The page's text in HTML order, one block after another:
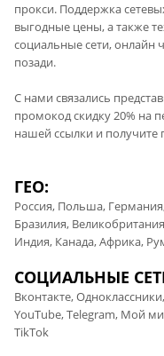
прокси. Поддержка
выгодные цены, а также
социальные сети, онлайн
позади.
С нами связались
промокод скидку 20% на
нашей ссылки и получите
ГЕО:
Россия, Польша,
Бразилия,
Индия, Канада, Африка,
СОЦИАЛЬНЫЕ
Вконтакте,
YouTube, Telegram, Мой
TikTok